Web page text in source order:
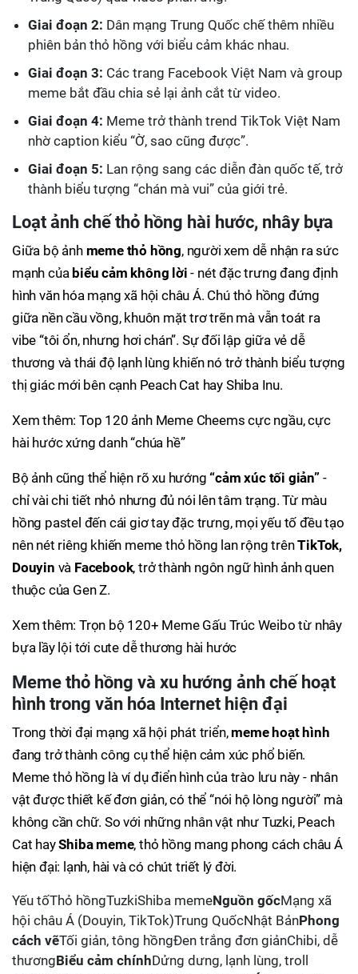
Giai đoạn 2: Dân mạng Trung Quốc chế thêm nhiều
phiên bản thỏ hồng với biểu cảm khác nhau.
Giai đoạn 3: Các trang Facebook Việt Nam và group
meme bắt đầu chia sẻ lại ảnh cắt từ video.
Giai đoạn 4: Meme trở thành trend TikTok Việt Nam
nhờ caption kiểu “Ờ, sao cũng được”.
Giai đoạn 5: Lan rộng sang các diễn đàn quốc tế, trở
thành biểu tượng “chán mà vui” của giới trẻ.
Loạt ảnh chế thỏ hồng hài hước, nhây bựa
Giữa bộ ảnh meme thỏ hồng, người xem dễ nhận ra sức
mạnh của biểu cảm không lời - nét đặc trưng đang định
hình văn hóa mạng xã hội châu Á. Chú thỏ hồng đứng
giữa nền cầu vồng, khuôn mặt trơ trẽn mà vẫn toát ra
vibe “tôi ổn, nhưng hơi chán”. Sự đối lập giữa vẻ dễ
thương và thái độ lạnh lùng khiến nó trở thành biểu tượng
thị giác mới bên cạnh Peach Cat hay Shiba Inu.
Xem thêm: Top 120 ảnh Meme Cheems cực ngầu, cực
hài hước xứng danh “chúa hề”
Bộ ảnh cũng thể hiện rõ xu hướng “cảm xúc tối giản”-
chỉ vài chi tiết nhỏ nhưng đủ nói lên tâm trạng. Từ màu
hồng pastel đến cái giơ tay đặc trưng, mọi yếu tố đều tạo
nên nét riêng khiến meme thỏ hồng lan rộng trênTikTok,
Douyin và Facebook, trở thành ngôn ngữ hình ảnh quen
thuộc của Gen Z.
Xem thêm: Trọn bộ 120+ Meme Gấu Trúc Weibo từ nhây
bựa lầy lội tới cute dễ thương hài hước
Meme thỏ hồng và xu hướng ảnh chế hoạt
hình trong văn hóa Internet hiện đại
Trong thời đại mạng xã hội phát triển, meme hoạt hình
đang trở thành công cụ thể hiện cảm xúc phổ biến.
Meme thỏ hồng là ví dụ điển hình của trào lưu này - nhân
vật được thiết kế đơn giản, có thể “nói hộ lòng người” mà
không cần chữ. So với những nhân vật như Tuzki, Peach
Cat hayShiba meme, thỏ hồng mang phong cách châu Á
hiện đại: lạnh, hài và có chút triết lý đời.
Yếu tốThỏ hồngTuzkiShiba memeNguồn gốcMạng xã
hội châu Á (Douyin, TikTok)Trung QuốcNhật BảnPhong
cách vẽTối giản, tông hồngĐen trắng đơn giảnChibi, dễ
thươngBiểu cảm chínhDửng dưng, lạnh lùng, troll